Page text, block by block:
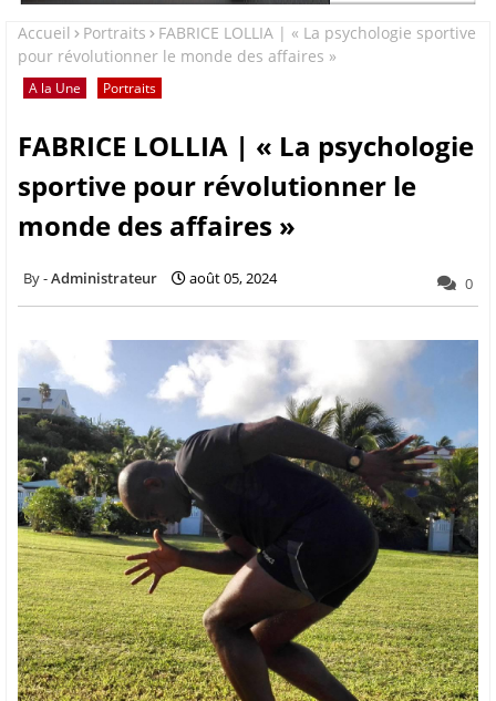
Accueil Portraits
FABRICE LOLLIA | « La psychologie sportive
pour révolutionner le monde des affaires »
A la Une Portraits
FABRICE LOLLIA | « La psychologie
sportive pour révolutionner le
monde des affaires »
Administrateur août 05, 2024 0